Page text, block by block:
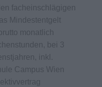
facheinschlägigen
Mindestentgelt
monatlich
bei 3
inkl.
Campus Wien